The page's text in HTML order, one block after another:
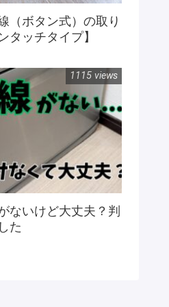
（ボタン式）の取り
タッチタイプ】
ないけど大丈夫？判
た
1115 views